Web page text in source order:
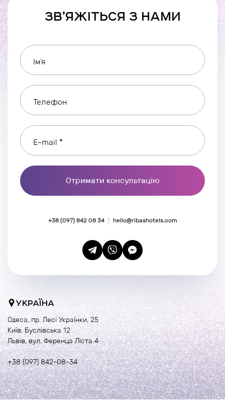
ЗВ’ЯЖІТЬСЯ З НАМИ
Ім’я
Телефон
E-mail *
Отримати консультацію
+38 (097) 842 08 34 hello@ribashotels.com
УКРАЇНА
Одеса, пр. Лесі Українки, 25
Київ, Буслівська 12
Львів, вул. Ференца Ліста 4
+38 (097) 842-08-34